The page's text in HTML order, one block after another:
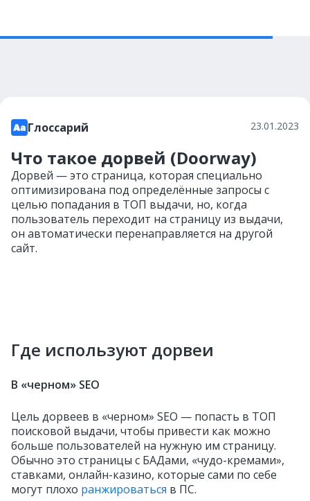
Глоссарий 23.01.2023
Что такое дорвей (Doorway)
Дорвей — это страница, которая специально
оптимизирована под определённые запросы с
целью попадания в ТОП выдачи, но, когда
пользователь переходит на страницу из выдачи,
он автоматически перенаправляется на другой
сайт.
Где используют дорвеи
В «черном» SEO
Цель дорвеев в «черном» SEO — попасть в ТОП
поисковой выдачи, чтобы привести как можно
больше пользователей на нужную им страницу.
Обычно это страницы с БАДами, «чудо-кремами»,
ставками, онлайн-казино, которые сами по себе
могут плохо ранжироваться в ПС.